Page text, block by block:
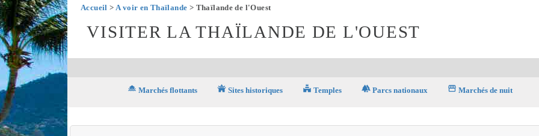
Accueil > A voir en Thaïlande > Thaïlande de l'Ouest
VISITER LA THAÏLANDE DE L'OUEST
houseboat Marchés flottants temple_buddhist Sites historiques temple_hindu Temples forest Parcs nationaux storefront Marchés de nuit